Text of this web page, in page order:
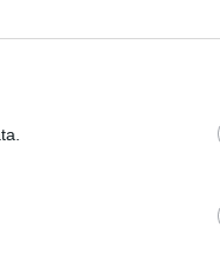
Écarté du groupe
la situation s’est